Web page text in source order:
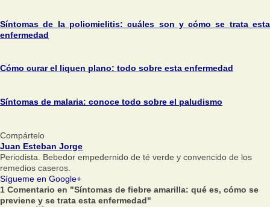
Síntomas de la poliomielitis: cuáles son y cómo se trata esta
enfermedad
Cómo curar el liquen plano: todo sobre esta enfermedad
Síntomas de malaria: conoce todo sobre el paludismo
Compártelo
Juan Esteban Jorge
Periodista. Bebedor empedernido de té verde y convencido de los
remedios caseros.
Sígueme en Google+
1 Comentario en "Síntomas de fiebre amarilla: qué es, cómo se
previene y se trata esta enfermedad"